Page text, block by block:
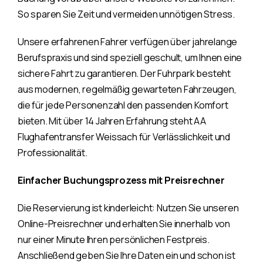
So sparen Sie Zeit und vermeiden unnötigen Stress.
Unsere erfahrenen Fahrer verfügen über jahrelange
Berufspraxis und sind speziell geschult, um Ihnen eine
sichere Fahrt zu garantieren. Der Fuhrpark besteht
aus modernen, regelmäßig gewarteten Fahrzeugen,
die für jede Personenzahl den passenden Komfort
bieten. Mit über 14 Jahren Erfahrung steht AA
Flughafentransfer Weissach für Verlässlichkeit und
Professionalität.
Einfacher Buchungsprozess mit Preisrechner
Die Reservierung ist kinderleicht: Nutzen Sie unseren
Online-Preisrechner und erhalten Sie innerhalb von
nur einer Minute Ihren persönlichen Festpreis.
Anschließend geben Sie Ihre Daten ein und schon ist